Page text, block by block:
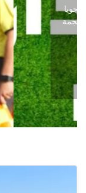
بعد
الدرجة
حسم